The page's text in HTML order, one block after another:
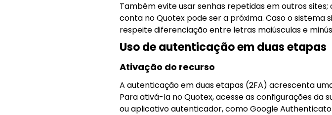
Também evite usar senhas repetidas em outros
conta no Quotex pode ser a próxima. Caso o sistema
respeite diferenciação entre letras maiúsculas e
Uso de autenticação em duas etapas
Ativação do recurso
A autenticação em duas etapas (2FA) acrescenta
Para ativá-la no Quotex, acesse as configurações da
ou aplicativo autenticador, como Google